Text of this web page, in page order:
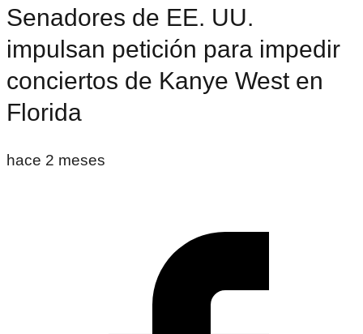
Senadores de EE. UU.
impulsan petición para impedir
conciertos de Kanye West en
Florida
hace 2 meses